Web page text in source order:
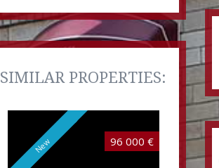
SIMILAR PROPERTIES:
New 96 000 €